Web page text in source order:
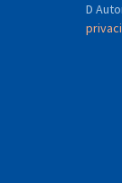
D